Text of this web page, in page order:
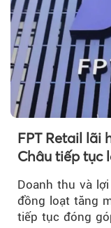
FPT Retail lãi
Châu tiếp tục
Doanh thu và
đồng loạt tăng
tiếp tục đóng